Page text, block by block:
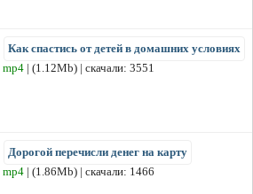
Как спастись от детей в домашних условиях
mp4 | (1.12Mb) | скачали: 3551
Дорогой перечисли денег на карту
mp4 | (1.86Mb) | скачали: 1466